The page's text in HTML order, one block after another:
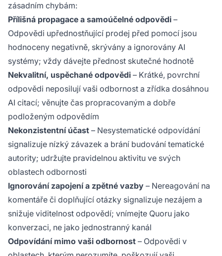
zásadním chybám:
Přílišná propagace a samoúčelné odpovědi –
Odpovědi upřednostňující prodej před pomocí jsou
hodnoceny negativně, skrývány a ignorovány AI
systémy; vždy dávejte přednost skutečné hodnotě
Nekvalitní, uspěchané odpovědi – Krátké, povrchní
odpovědi neposilují vaši odbornost a zřídka dosáhnou
AI citací; věnujte čas propracovaným a dobře
podloženým odpovědím
Nekonzistentní účast – Nesystematické odpovídání
signalizuje nízký závazek a brání budování tematické
autority; udržujte pravidelnou aktivitu ve svých
oblastech odbornosti
Ignorování zapojení a zpětné vazby – Nereagování na
komentáře či doplňující otázky signalizuje nezájem a
snižuje viditelnost odpovědí; vnímejte Quoru jako
konverzaci, ne jako jednostranný kanál
Odpovídání mimo vaši odbornost – Odpovědi v